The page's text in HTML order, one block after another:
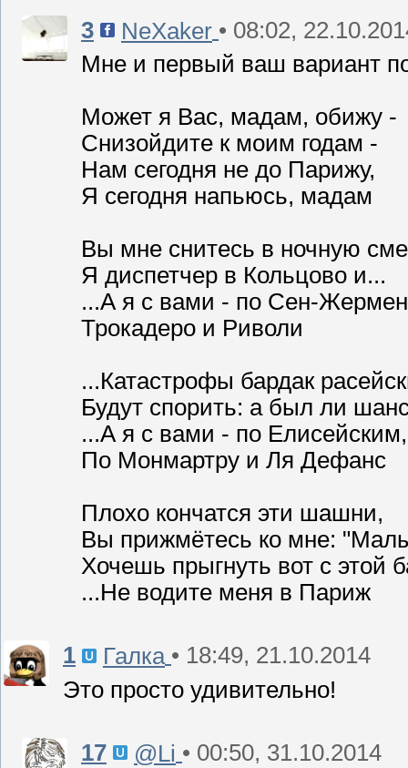
3 NeXaker • 08:02,
Мне и первый ваш вариант
Может я Вас, мадам, обижу -
Снизойдите к моим годам -
Нам сегодня не до Парижу,
Я сегодня напьюсь, мадам
Вы мне снитесь в ночную
Я диспетчер в Кольцово и...
...А я с вами - по Сен-
Трокадеро и Риволи
...Катастрофы бардак
Будут спорить: а был ли
...А я с вами - по Елисейским,
По Монмартру и Ля Дефанс
Плохо кончатся эти шашни,
Вы прижмётесь ко мне:
Хочешь прыгнуть вот с этой
...Не водите меня в Париж
1 Галка • 18:49, 21.10.2014
Это просто удивительно!
17 @Li • 00:50, 31.10.2014